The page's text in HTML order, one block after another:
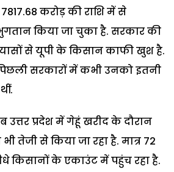
करोड़ की राशि में से
किया जा चुका है. सरकार की
से यूपी के किसान काफी खुश है.
सरकारों में कभी उनको इतनी
उत्तर प्रदेश में गेहूं खरीद के दौरान
तेजी से किया जा रहा है. मात्र 72
किसानों के एकाउंट में पहुंच रहा है.